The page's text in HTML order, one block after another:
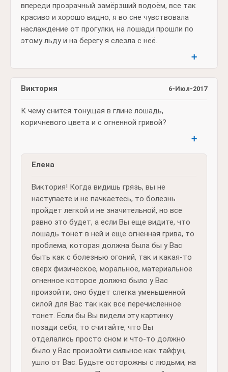
впереди прозрачный замёрзший водоём, все так
красиво и хорошо видно, я во сне чувствовала
наслаждение от прогулки, на лошади прошли по
этому льду и на берегу я слезла с неё.
➕
6-Июл-2017
Виктория
К чему снится тонущая в глине лошадь,
коричневого цвета и с огненной гривой?
➕
Елена
Виктория! Когда видишь грязь, вы не
наступаете и не пачкаетесь, то болезнь
пройдет легкой и не значительной, но все
равно это будет, а если Вы еще видите, что
лошадь тонет в ней и еще огненная грива, то
проблема, которая должна была бы у Вас
быть как с болезнью огоний, так и какая-то
сверх физическое, моральное, материальное
огненное которое должно было у Вас
произойти, оно будет слегка уменьшенной
силой для Вас так как все перечисленное
тонет. Если бы Вы видели эту картинку
позади себя, то считайте, что Вы
отделались просто сном и что-то должно
было у Вас произойти сильное как тайфун,
ушло от Вас. Будьте осторожны с людьми, на